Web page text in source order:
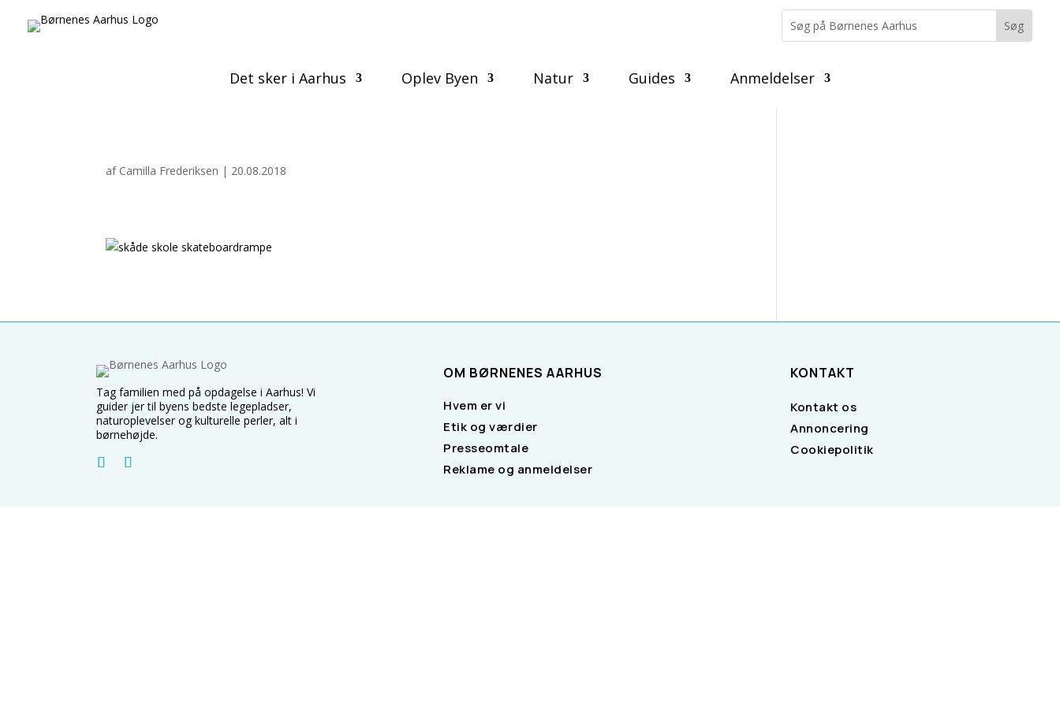
Det sker i Aarhus Oplev Byen Natur Guides Anmeldelser
af Camilla Frederiksen | 20.08.2018
Tag familien med på opdagelse i Aarhus! Vi
guider jer til byens bedste legepladser,
naturoplevelser og kulturelle perler, alt i
børnehøjde.
OM BØRNENES AARHUS
Hvem er vi
Etik og værdier
Presseomtale
Reklame og anmeldelser
KONTAKT
Kontakt os
Annoncering
Cookiepolitik